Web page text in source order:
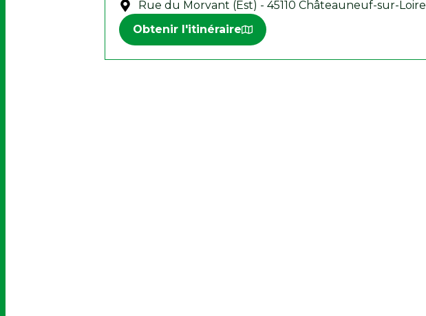
Rue du Morvant (Est) - 45110 Châteauneuf-sur-Loire
Obtenir l'itinéraire